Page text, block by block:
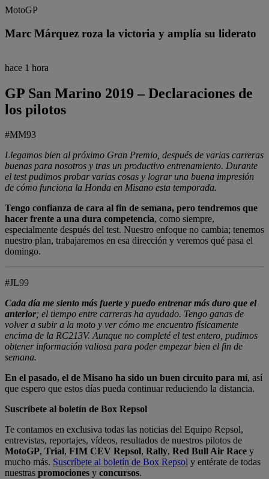
MotoGP
Marc Márquez roza la victoria y amplía su liderato
hace 1 hora
GP San Marino 2019 – Declaraciones de
los pilotos
#MM93
Llegamos bien al próximo Gran Premio, después de varias carreras
buenas para nosotros y tras un productivo entrenamiento. Durante
el test pudimos probar varias cosas y lograr una buena impresión
de cómo funciona la Honda en Misano esta temporada.
Tengo confianza de cara al fin de semana, pero tendremos que
hacer frente a una dura competencia, como siempre,
especialmente después del test. Nuestro enfoque no cambia; tenemos
nuestro plan, trabajaremos en esa dirección y veremos qué pasa el
domingo.
#JL99
Cada día me siento más fuerte y puedo entrenar más duro que el
anterior; el tiempo entre carreras ha ayudado. Tengo ganas de
volver a subir a la moto y ver cómo me encuentro físicamente
encima de la RC213V. Aunque no completé el test entero, pudimos
obtener información valiosa para poder empezar bien el fin de
semana.
En el pasado, el de Misano ha sido un buen circuito para mí, así
que espero que estos días pueda continuar reduciendo la distancia.
Suscríbete al boletín de Box Repsol
Te contamos en exclusiva todas las noticias del Equipo Repsol,
entrevistas, reportajes, vídeos, resultados de nuestros pilotos de
MotoGP, Trial, FIM CEV Repsol, Rally, Red Bull Air Race y
mucho más. Suscríbete al boletín de Box Repsol y entérate de todas
nuestras promociones y concursos.